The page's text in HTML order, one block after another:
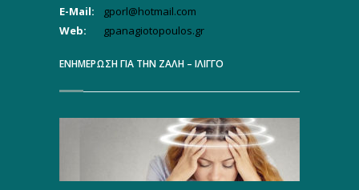
E-Mail:
gporl@hotmail.com
Web:
gpanagiotopoulos.gr
ΕΝΗΜΕΡΩΣΗ ΓΙΑ ΤΗΝ ΖΑΛΗ – ΙΛΙΓΓΟ